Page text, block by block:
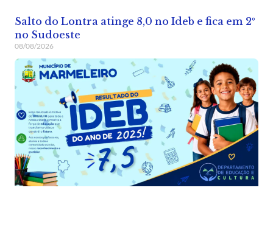
Salto do Lontra atinge 8,0 no Ideb e fica em 2º
no Sudoeste
08/08/2026